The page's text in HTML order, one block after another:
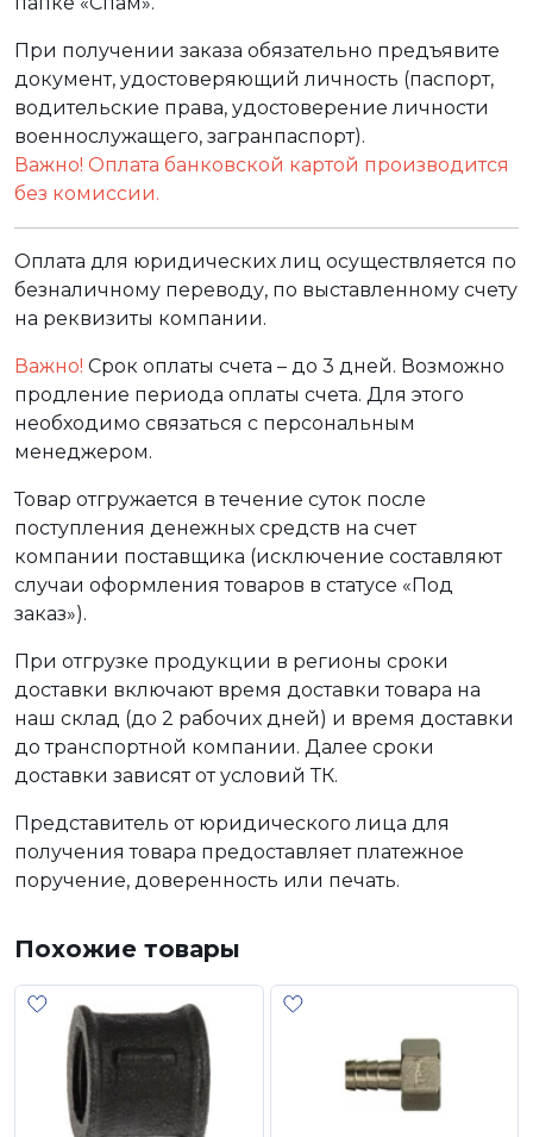
При получении заказа обязательно предъявите
документ, удостоверяющий личность (паспорт,
водительские права, удостоверение личности
военнослужащего, загранпаспорт).
Важно! Оплата банковской картой производится
без комиссии.
Оплата для юридических лиц осуществляется по
безналичному переводу, по выставленному счету
на реквизиты компании.
Важно! Срок оплаты счета – до 3 дней. Возможно
продление периода оплаты счета. Для этого
необходимо связаться с персональным
менеджером.
Товар отгружается в течение суток после
поступления денежных средств на счет
компании поставщика (исключение составляют
случаи оформления товаров в статусе «Под
заказ»).
При отгрузке продукции в регионы сроки
доставки включают время доставки товара на
наш склад (до 2 рабочих дней) и время доставки
до транспортной компании. Далее сроки
доставки зависят от условий ТК.
Представитель от юридического лица для
получения товара предоставляет платежное
поручение, доверенность или печать.
Похожие товары